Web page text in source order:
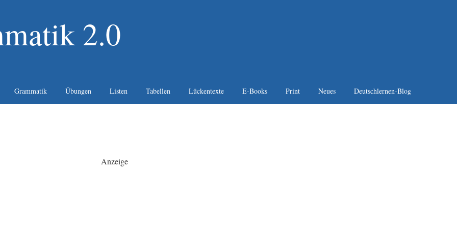
2.0
Grammatik Übungen Listen Tabellen Lückentexte E-Books Print Neues Deutschlernen-Blog
Anzeige